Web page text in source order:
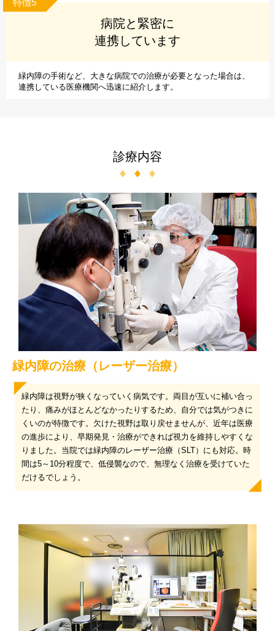
特徴5
病院と緊密に
連携しています
緑内障の手術など、大きな病院での治療が必要となった場合は、
連携している医療機関へ迅速に紹介します。
診療内容
緑内障の治療（レーザー治療）
緑内障は視野が狭くなっていく病気です。両目が互いに補い合っ
たり、痛みがほとんどなかったりするため、自分では気がつきに
くいのが特徴です。欠けた視野は取り戻せませんが、近年は医療
の進歩により、早期発見・治療ができれば視力を維持しやすくな
りました。当院では緑内障のレーザー治療（SLT）にも対応。時
間は5～10分程度で、低侵襲なので、無理なく治療を受けていた
だけるでしょう。